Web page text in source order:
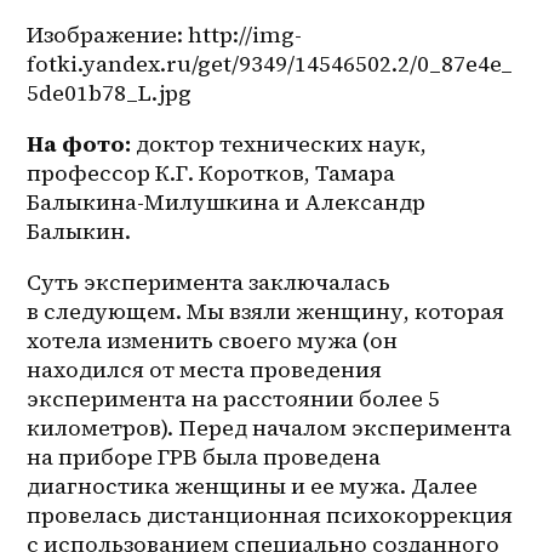
Изображение: http://img-
fotki.yandex.ru/get/9349/14546502.2/0_87e4e_
5de01b78_L.jpg
На фото: доктор технических наук,
профессор К.Г. Коротков, Тамара
Балыкина-Милушкина и Александр
Балыкин.
Суть эксперимента заключалась
в следующем. Мы взяли женщину, которая
хотела изменить своего мужа (он
находился от места проведения
эксперимента на расстоянии более 5
километров). Перед началом эксперимента
на приборе ГРВ была проведена
диагностика женщины и ее мужа. Далее
провелась дистанционная психокоррекция
с использованием специально созданного